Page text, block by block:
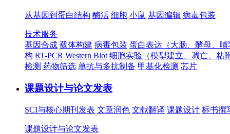
从基因到蛋白结构 酶活 细胞 小鼠 基因编辑 病毒包装
技术服务
基因合成 载体构建 病毒包装 蛋白表达（大肠、酵母、
构 RT-PCR Western Blot 细胞实验（模型建立、凋亡、粘
检测 药物筛选 单抗与多抗制备 甲基化检测 芯片
课题设计与论文发表
SCI与核心期刊发表 文章润色 文献翻译 课题设计 标书撰
课题设计与论文发表